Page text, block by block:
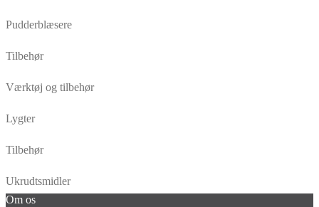
Pudderblæsere
Tilbehør
Værktøj og tilbehør
Lygter
Tilbehør
Ukrudtsmidler
Om os